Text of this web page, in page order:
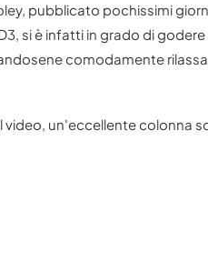
pubblicato pochissimi
si è infatti in grado di
comodamente
un'eccellente colonna